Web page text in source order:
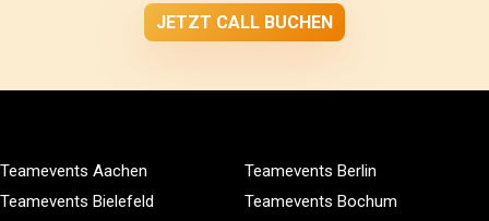
JETZT CALL BUCHEN
Teamevents Aachen
Teamevents Berlin
Teamevents Bielefeld
Teamevents Bochum